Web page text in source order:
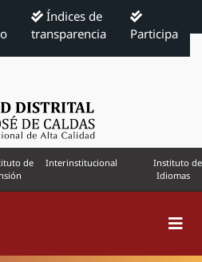
Índices de
transparencia
Participa
de
Interinstitucional
Instituto de
Idiomas